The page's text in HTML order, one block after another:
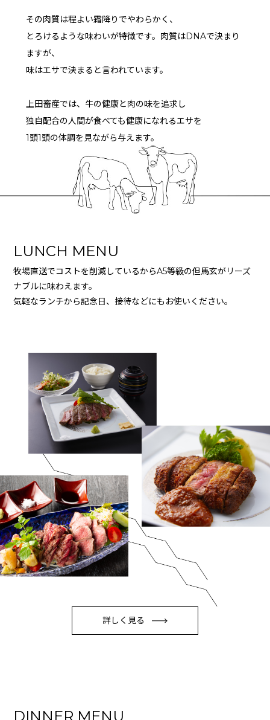
その肉質は程よい霜降りでやわらかく、
とろけるような味わいが特徴です。肉質はDNAで決まり
ますが、
味はエサで決まると言われています。
上田畜産では、牛の健康と肉の味を追求し
独自配合の人間が食べても健康になれるエサを
1頭1頭の体調を見ながら与えます。
LUNCH MENU
牧場直送でコストを削減しているからA5等級の但馬玄がリーズ
ナブルに味わえます。
気軽なランチから記念日、接待などにもお使いください。
詳しく見る
DINNER MENU